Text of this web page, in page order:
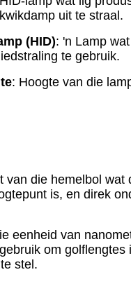
uit te straal.
(HID): 'n Lamp
te gebruik.
: Hoogte van die
van die hemelbol wat
is, en direk
eenheid van
om golflengtes
stel.